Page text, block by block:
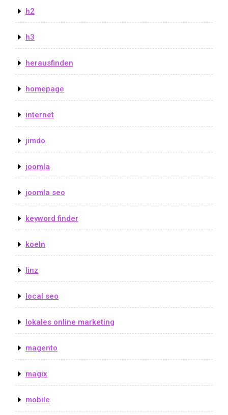
h2
h3
herausfinden
homepage
internet
jimdo
joomla
joomla seo
keyword finder
koeln
linz
local seo
lokales online marketing
magento
magix
mobile